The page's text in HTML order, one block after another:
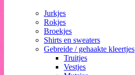
Jurkjes
Rokjes
Broekjes
Shirts en sweaters
Gebreide / gehaakte kleertjes
Truitjes
Vestjes